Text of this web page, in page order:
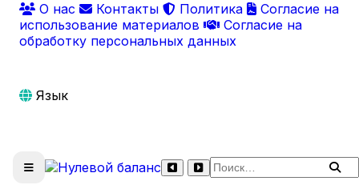
О нас
Контакты Политика
Согласие на
использование материалов
Согласие на
обработку персональных данных
Язык
Поиск по сайту